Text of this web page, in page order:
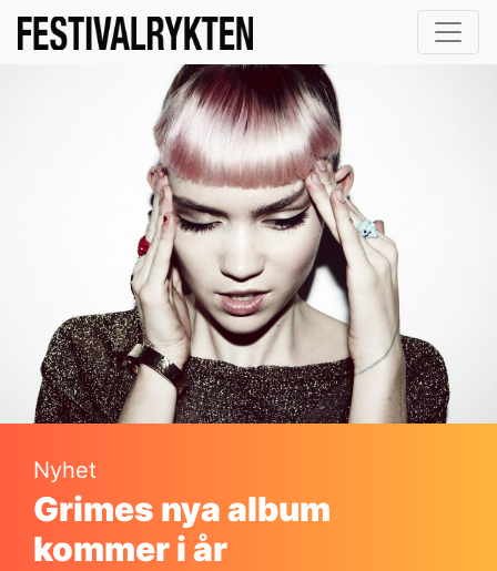
Nyhet
Grimes nya album
kommer i år